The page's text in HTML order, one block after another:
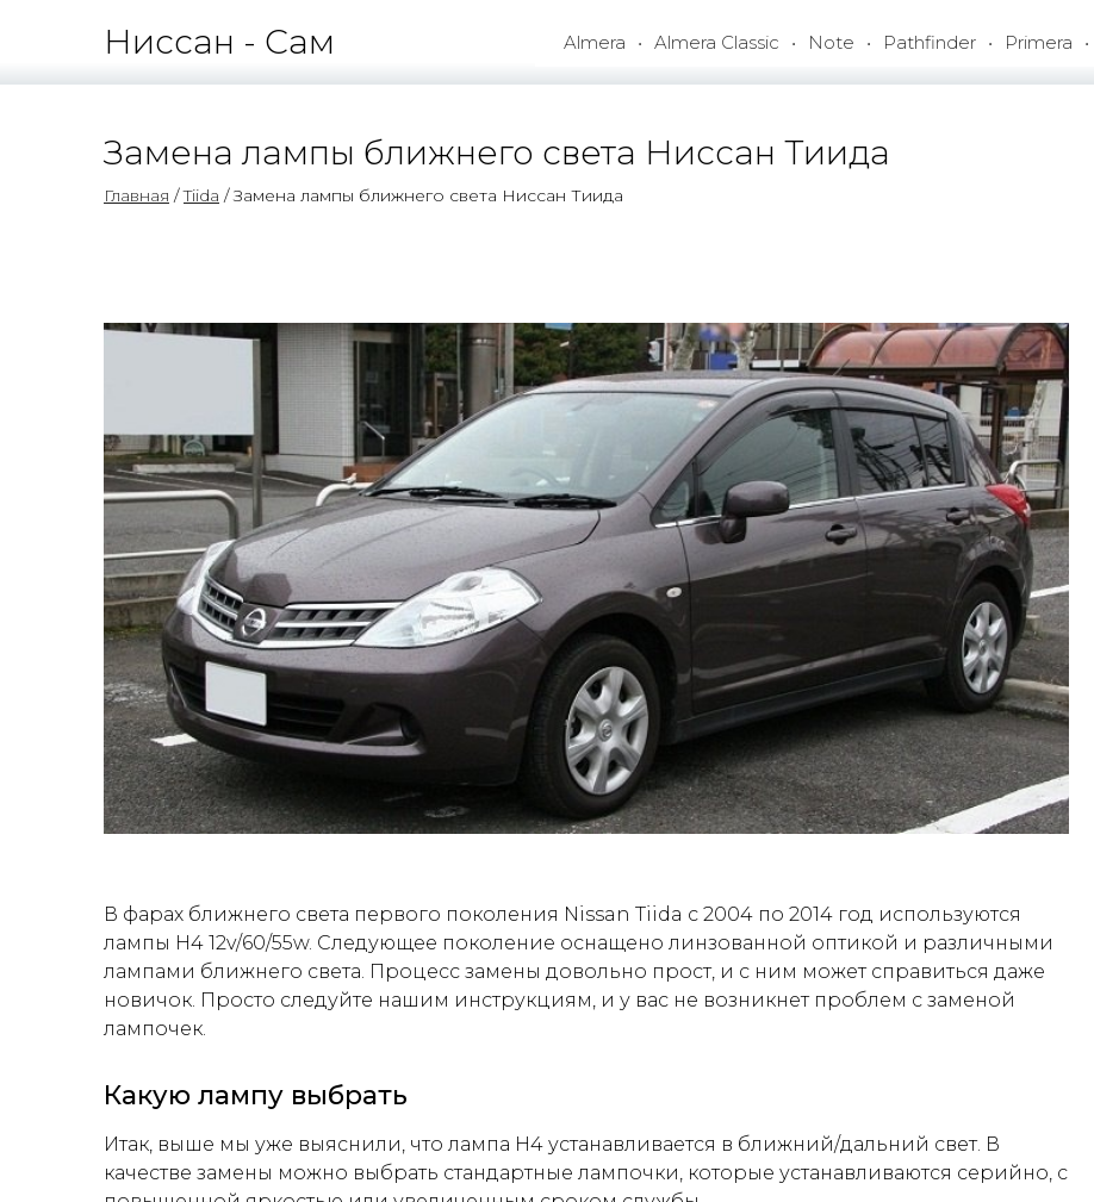
Ниссан - Сам Almera Almera Classic Note Pathfinder Primera
Замена лампы ближнего света Ниссан Тиида
Главная /Tiida / Замена лампы ближнего света Ниссан Тиида
В фарах ближнего света первого поколения Nissan Tiida с 2004 по 2014 год используются
лампы H4 12v/60/55w. Следующее поколение оснащено линзованной оптикой и различными
лампами ближнего света. Процесс замены довольно прост, и с ним может справиться даже
новичок. Просто следуйте нашим инструкциям, и у вас не возникнет проблем с заменой
лампочек.
Какую лампу выбрать
Итак, выше мы уже выяснили, что лампа H4 устанавливается в ближний/дальний свет. В
качестве замены можно выбрать стандартные лампочки, которые устанавливаются серийно, с